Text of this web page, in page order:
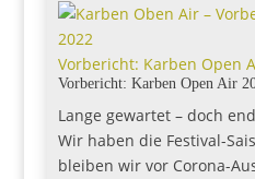
Vorbericht: Karben Open
Vorbericht: Karben Open Air
Lange gewartet – doch
Wir haben die Festival-
bleiben wir vor Corona-